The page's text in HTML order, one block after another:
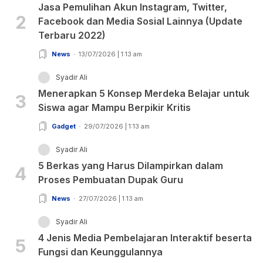
2
Jasa Pemulihan Akun Instagram, Twitter,
Facebook dan Media Sosial Lainnya (Update
Terbaru 2022)
News 13/07/2026 | 1:13 am
3
Syadir Ali
Menerapkan 5 Konsep Merdeka Belajar untuk
Siswa agar Mampu Berpikir Kritis
Gadget 29/07/2026 | 1:13 am
4
Syadir Ali
5 Berkas yang Harus Dilampirkan dalam
Proses Pembuatan Dupak Guru
News 27/07/2026 | 1:13 am
5
Syadir Ali
4 Jenis Media Pembelajaran Interaktif beserta
Fungsi dan Keunggulannya